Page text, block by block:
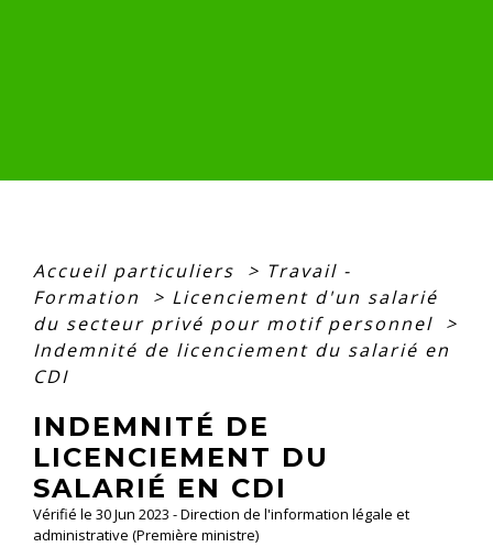
Accueil particuliers > Travail -
Formation
> Licenciement d'un salarié
du secteur privé pour motif personnel >
Indemnité de licenciement du salarié en
CDI
INDEMNITÉ DE
LICENCIEMENT DU
SALARIÉ EN CDI
Vérifié le 30 Jun 2023 - Direction de l'information légale et
administrative (Première ministre)